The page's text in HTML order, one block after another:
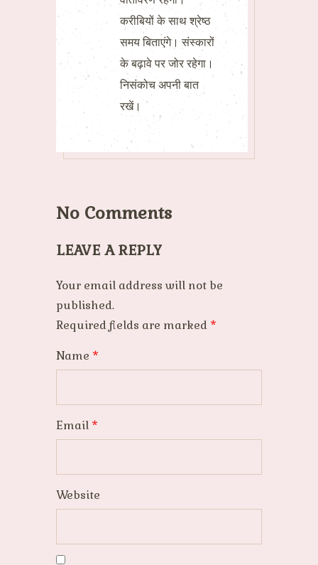
करीबियों के साथ श्रेष्ठ
समय बिताएंगे। संस्कारों
के बढ़ावे पर जोर रहेगा।
निसंकोच अपनी बात
रखें।
No Comments
LEAVE A REPLY
Your email address will not be
published.
Required fields are marked *
Name *
Email *
Website